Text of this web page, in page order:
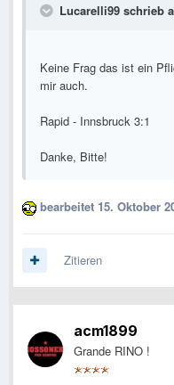
Lucarelli99 schrieb
Keine Frag das ist ein
mir auch.
Rapid - Innsbruck 3:1
Danke, Bitte!
bearbeitet 15. Oktober
Zitieren
acm1899
Grande RINO !